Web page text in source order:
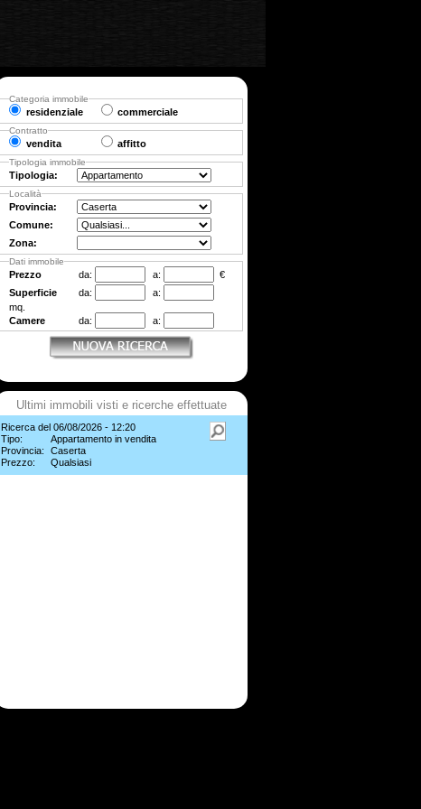
Categoria immobile
residenziale commerciale
Contratto
vendita affitto
Tipologia immobile
Tipologia:
Località
Provincia:
Comune:
Zona:
Dati immobile
Prezzo da: a:
€
Superficie
da:
a:
mq.
Camere
da: a:
Ultimi immobili visti e ricerche effettuate
Ricerca del 06/08/2026 - 12:20
Tipo:
Appartamento in vendita
Provincia:
Caserta
Prezzo:
Qualsiasi